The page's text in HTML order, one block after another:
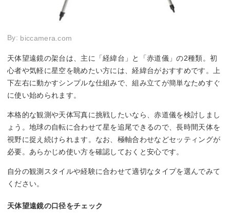
By: biccamera.com
天体望遠鏡の架台は、主に「経緯台」と「赤道儀」の2種類。初
心者や気軽に星空を眺めたい方には、経緯台がおすすめです。上
下左右に動かすシンプルな仕組みで、組み立てが簡単なためすぐ
に使い始められます。
本格的な観測や天体写真に挑戦したいなら、赤道儀を検討しまし
ょう。地球の自転に合わせて星を追尾できるので、長時間天体を
視野に捉え続けられます。なお、極軸合わせなどセッティングが
必要。あらかじめ使い方を確認しておくと安心です。
自分の観測スタイルや経験に合わせて適切なタイプを選んでみて
ください。
天体望遠鏡の口径をチェック